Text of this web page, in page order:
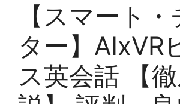
【スマート
ター】AIxVR
ス英会話 【